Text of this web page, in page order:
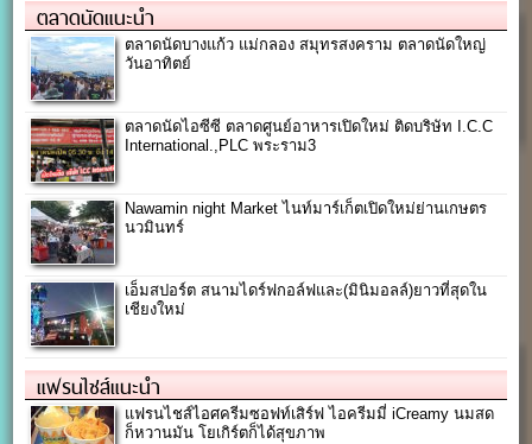
ตลาดนัดแนะนำ
ตลาดนัดบางแก้ว แม่กลอง สมุทรสงคราม ตลาดนัดใหญ่
วันอาทิตย์
ตลาดนัดไอซีซี ตลาดศูนย์อาหารเปิดใหม่ ติดบริษัท I.C.C
International.,PLC พระราม3
Nawamin night Market ไนท์มาร์เก็ตเปิดใหม่ย่านเกษตร
นวมินทร์
เอ็มสปอร์ต สนามไดร์ฟกอล์ฟและ(มินิมอลล์)ยาวที่สุดใน
เชียงใหม่
แฟรนไชส์แนะนำ
แฟรนไชส์ไอศครีมซอฟท์เสิร์ฟ ไอครีมมี่ iCreamy นมสด
ก็หวานมัน โยเกิร์ตก็ได้สุขภาพ